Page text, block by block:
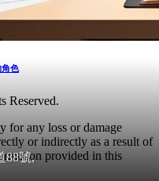
88號,
角色
Reserved.
for any loss or damage
or indirectly as a result of
provided in this